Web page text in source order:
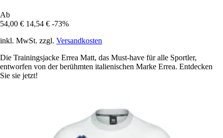
Ab
54,00 € 14,54 € -73%
inkl. MwSt. zzgl. Versandkosten
Die Trainingsjacke Errea Matt, das Must-have für alle Sportler,
entworfen von der berühmten italienischen Marke Errea. Entdecken
Sie sie jetzt!